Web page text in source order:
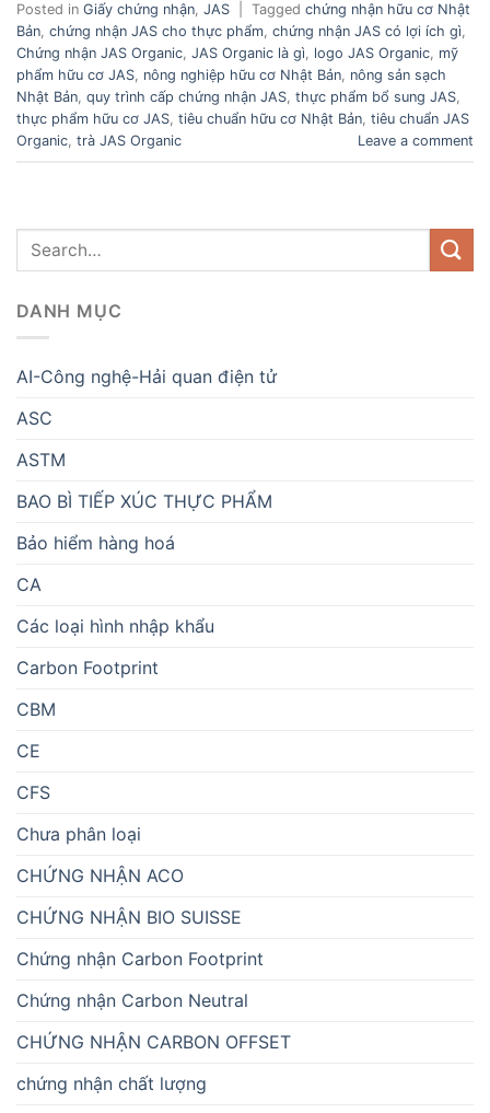
Posted in Giấy chứng nhận, JAS Tagged chứng nhận hữu cơ Nhật
Bản, chứng nhận JAS cho thực phẩm, chứng nhận JAS có lợi ích gì,
Chứng nhận JAS Organic, JAS Organic là gì, logo JAS Organic, mỹ
phẩm hữu cơ JAS, nông nghiệp hữu cơ Nhật Bản, nông sản sạch
Nhật Bản, quy trình cấp chứng nhận JAS, thực phẩm bổ sung JAS,
thực phẩm hữu cơ JAS, tiêu chuẩn hữu cơ Nhật Bản, tiêu chuẩn JAS
Organic, trà JAS Organic Leave a comment
DANH MỤC
AI-Công nghệ-Hải quan điện tử
ASC
ASTM
BAO BÌ TIẾP XÚC THỰC PHẨM
Bảo hiểm hàng hoá
CA
Các loại hình nhập khẩu
Carbon Footprint
CBM
CE
CFS
Chưa phân loại
CHỨNG NHẬN ACO
CHỨNG NHẬN BIO SUISSE
Chứng nhận Carbon Footprint
Chứng nhận Carbon Neutral
CHỨNG NHẬN CARBON OFFSET
chứng nhận chất lượng